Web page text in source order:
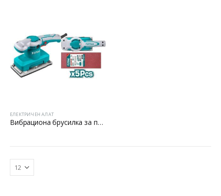
ЕЛЕКТРИЧЕН АЛАТ
Вибрациона брусилка за полирање